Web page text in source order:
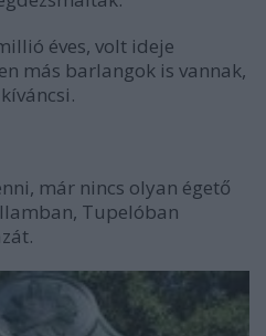
éves, volt ideje
más barlangok is vannak,
már nincs olyan égető
Tupelóban